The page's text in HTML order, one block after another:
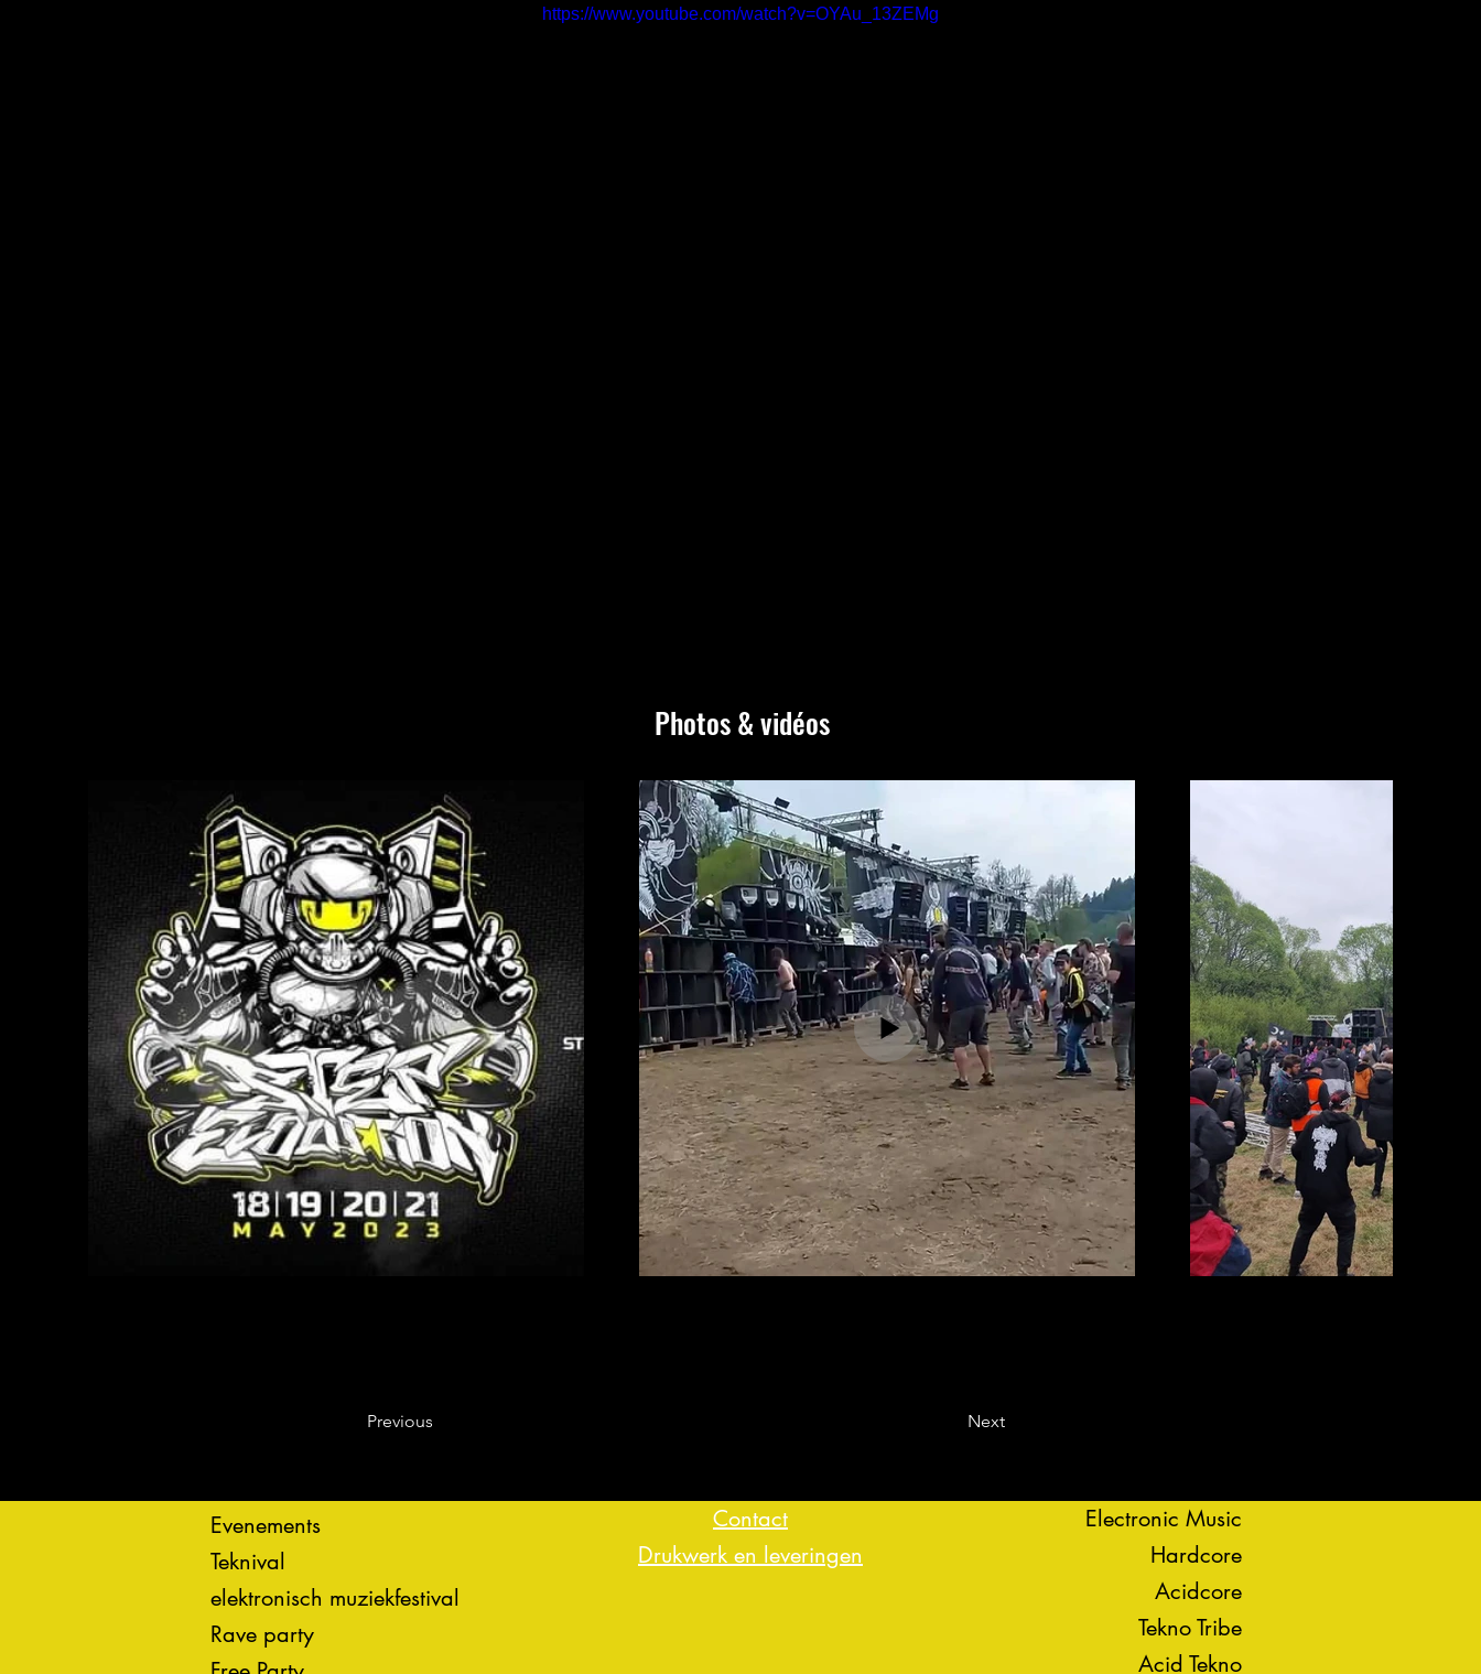
https://www.youtube.com/watch?v=OYAu_13ZEMg
Photos & vidéos
Previous Next
Evenements
Teknival
elektronisch muziekfestival
Rave party
Contact
Drukwerk en leveringen
Electronic Music
Hardcore
Acidcore
Tekno Tribe
Acid Tekno